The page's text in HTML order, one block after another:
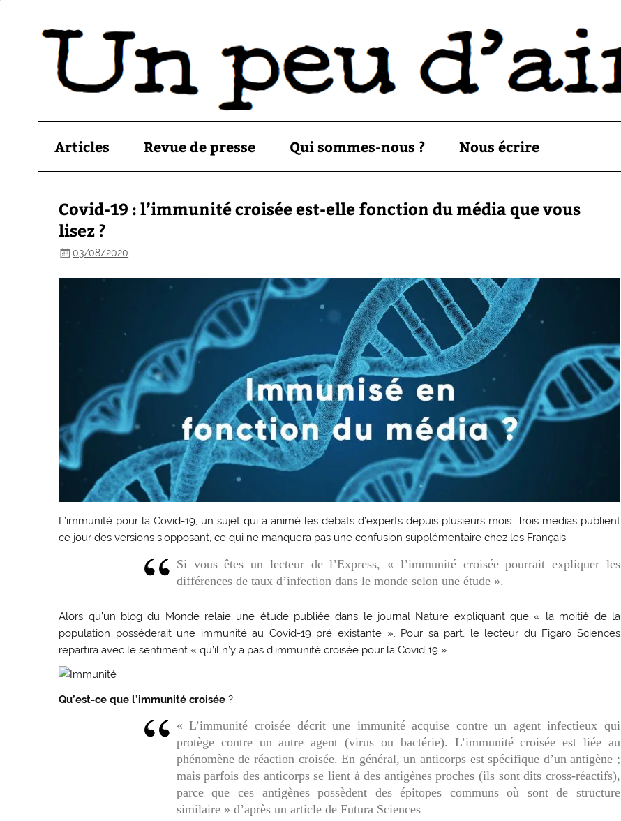
Articles Revue de presse Qui sommes-nous ? Nous écrire
Covid-19 : l’immunité croisée est-elle fonction du média que vous
lisez ?
03/08/2020
L’immunité pour la Covid-19, un sujet qui a animé les débats d’experts depuis plusieurs mois. Trois médias publient
ce jour des versions s’opposant, ce qui ne manquera pas une confusion supplémentaire chez les Français.
Si vous êtes un lecteur de l’Express, « l’immunité croisée pourrait expliquer les
différences de taux d’infection dans le monde selon une étude ».
Alors qu’un blog du Monde relaie une étude publiée dans le journal Nature expliquant que « la moitié de la
population posséderait une immunité au Covid-19 pré existante ». Pour sa part, le lecteur du Figaro Sciences
repartira avec le sentiment « qu’il n’y a pas d’immunité croisée pour la Covid 19 ».
Qu’est-ce que l’immunité croisée ?
« L’immunité croisée décrit une immunité acquise contre un agent infectieux qui
protège contre un autre agent (virus ou bactérie). L’immunité croisée est liée au
phénomène de réaction croisée. En général, un anticorps est spécifique d’un antigène ;
mais parfois des anticorps se lient à des antigènes proches (ils sont dits cross-réactifs),
parce que ces antigènes possèdent des épitopes communs où sont de structure
similaire » d’après un article de Futura Sciences